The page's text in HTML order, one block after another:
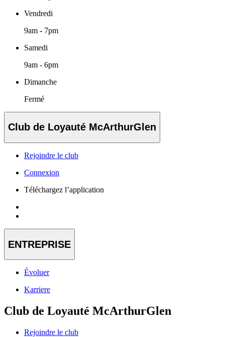
Vendredi
9am - 7pm
Samedi
9am - 6pm
Dimanche
Fermé
Club de Loyauté McArthurGlen
Rejoindre le club
Connexion
Téléchargez l’application
ENTREPRISE
Évoluer
Karriere
Club de Loyauté McArthurGlen
Rejoindre le club